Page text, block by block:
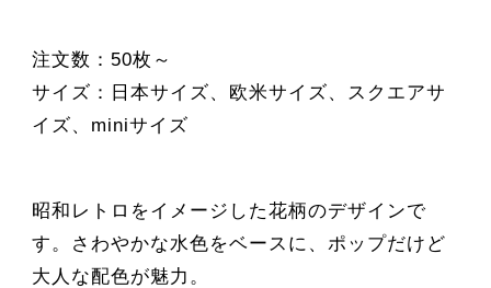
注文数：50枚～
サイズ：日本サイズ、欧米サイズ、スクエアサ
イズ、miniサイズ
昭和レトロをイメージした花柄のデザインで
す。さわやかな水色をベースに、ポップだけど
大人な配色が魅力。